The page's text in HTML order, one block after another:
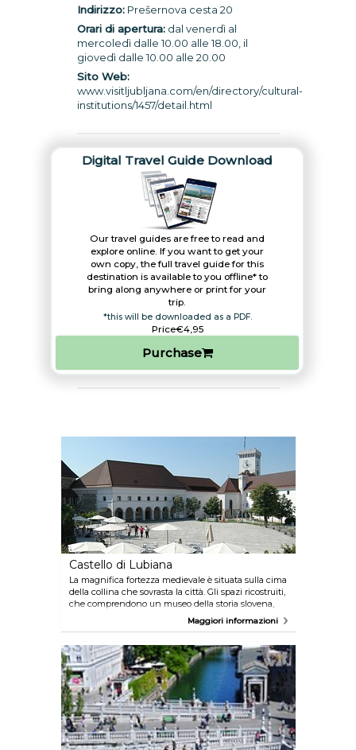
Indirizzo:Prešernova cesta 20
Orari di apertura:dal venerdì al
mercoledì dalle 10.00 alle 18.00, il
giovedì dalle 10.00 alle 20.00
Sito Web:
www.visitljubljana.com/en/directory/cultural-
institutions/1457/detail.html
Digital Travel Guide Download
Our travel guides are free to read and
explore online. If you want to get your
own copy, the full travel guide for this
destination is available to you offline* to
bring along anywhere or print for your
trip.​
*this will be downloaded as a PDF.
Price€4,95
Purchase
Castello di Lubiana
La magnifica fortezza medievale è situata sulla cima
della collina che sovrasta la città. Gli spazi ricostruiti,
che comprendono un museo della storia slovena,
diverse esposizioni d'arte, una caffetteria e due
eccellenti ristoranti, offrono la possibilità di fare un
ammirare una splendida vista dell'intera città. I
visitatori possono raggiungere il castello tramite la
funicolare o con un treno turistico durante la bella
stagione.
Maggiori informazioni